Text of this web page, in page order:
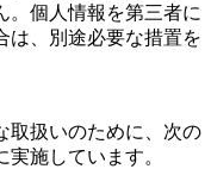
。個人情報を第三者に
は、別途必要な措置を
取扱いのために、次の
施しています。